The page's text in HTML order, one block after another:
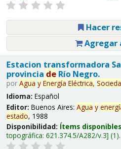
Hacer
Agregar
Estacion transformadora
provincia deRío Negro.
por Agua y Energía Eléctrica,
Idioma: Español
Editor: Buenos Aires: Agua y
estado, 1988
Disponibilidad: Ítems
topográfica: 621.374.5/A282/v.3 (1).